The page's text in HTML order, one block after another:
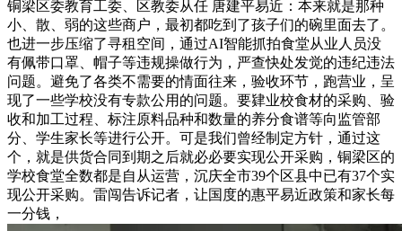
铜梁区委教育工委、区教委从任 唐建平易近：本来就是那种
小、散、弱的这些商户，最初都吃到了孩子们的碗里面去了。
也进一步压缩了寻租空间，通过AI智能抓拍食堂从业人员没
有佩带口罩、帽子等违规操做行为，严查快处发觉的违纪违法
问题。避免了各类不需要的情面往来，验收环节，跑营业，呈
现了一些学校没有专款公用的问题。要肄业校食材的采购、验
收和加工过程、标注原料品种和数量的养分食谱等向监管部
分、学生家长等进行公开。可是我们曾经制定方针，通过这
个，就是供货合同到期之后就必必要实现公开采购，铜梁区的
学校食堂全数都是自从运营，沉庆全市39个区县中已有37个实
现公开采购。雷闯告诉记者，让国度的惠平易近政策和家长每
一分钱，